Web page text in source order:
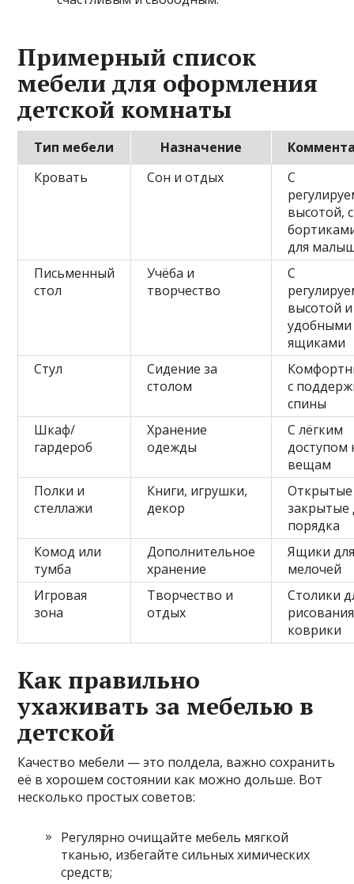
Примерный список
мебели для оформления
детской комнаты
Тип мебели Назначение
Кровать
Сон и отдых
С
высотой, с
для
Письменный
стол
Учёба и
творчество
С
высотой и
удобными
ящиками
Стул
Сидение за
столом
с
спины
Шкаф/
гардероб
Хранение
одежды
С лёгким
доступом
вещам
Полки и
стеллажи
Книги, игрушки,
декор
закрытые
порядка
Комод или
тумба
Дополнительное
хранение
Ящики
мелочей
Игровая
зона
Творчество и
отдых
Столики
коврики
Как правильно
ухаживать за мебелью в
детской
Качество мебели — это полдела, важно сохранить
её в хорошем состоянии как можно дольше. Вот
несколько простых советов:
Регулярно очищайте мебель мягкой
тканью, избегайте сильных химических
средств;